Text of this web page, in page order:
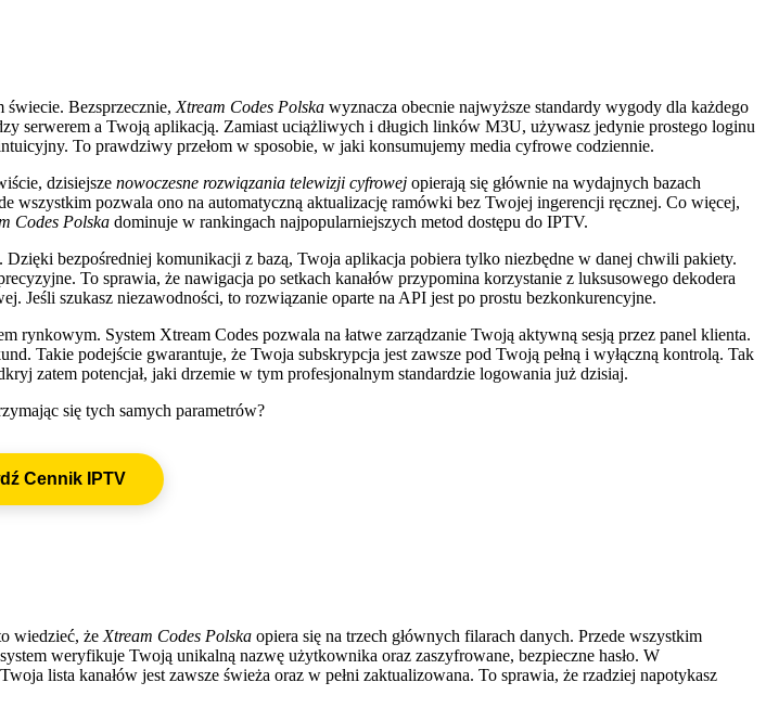
świecie. Bezsprzecznie,Xtream Codes Polska wyznacza obecnie najwyższe standardy wygody dla każdego
serwerem a Twoją aplikacją. Zamiast uciążliwych i długich linków M3U, używasz jedynie prostego loginu
To prawdziwy przełom w sposobie, w jaki konsumujemy media cyfrowe codziennie.
dzisiejsze nowoczesne rozwiązania telewizji cyfrowej opierają się głównie na wydajnych bazach
wszystkim pozwala ono na automatyczną aktualizację ramówki bez Twojej ingerencji ręcznej. Co więcej,
Codes Polska dominuje w rankingach najpopularniejszych metod dostępu do IPTV.
bezpośredniej komunikacji z bazą, Twoja aplikacja pobiera tylko niezbędne w danej chwili pakiety.
To sprawia, że nawigacja po setkach kanałów przypomina korzystanie z luksusowego dekodera
szukasz niezawodności, to rozwiązanie oparte na API jest po prostu bezkonkurencyjne.
System Xtream Codes pozwala na łatwe zarządzanie Twoją aktywną sesją przez panel klienta.
Takie podejście gwarantuje, że Twoja subskrypcja jest zawsze pod Twoją pełną i wyłączną kontrolą. Tak
zatem potencjał, jaki drzemie w tym profesjonalnym standardzie logowania już dzisiaj.
się tych samych parametrów?
Cennik IPTV
wiedzieć, że Xtream Codes Polska opiera się na trzech głównych filarach danych. Przede wszystkim
weryfikuje Twoją unikalną nazwę użytkownika oraz zaszyfrowane, bezpieczne hasło. W
lista kanałów jest zawsze świeża oraz w pełni zaktualizowana. To sprawia, że rzadziej napotykasz